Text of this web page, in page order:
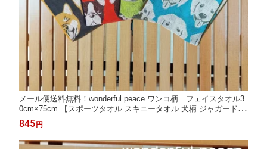
メール便送料無料！wonderful peace ワンコ柄 フェイスタオル3
0cm×75cm 【スポーツタオル スキニータオル 犬柄 ジャガード 犬
綿 フレブル フレンチブルドッグ ラブラドール ダルメシアン 柴犬
盲導犬支援 抗菌防臭加工 プレゼント包装対象商品】
845 円